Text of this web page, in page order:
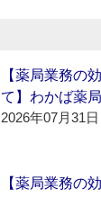
【薬局業務の
て】わかば薬
2026年07月31
【薬局業務の